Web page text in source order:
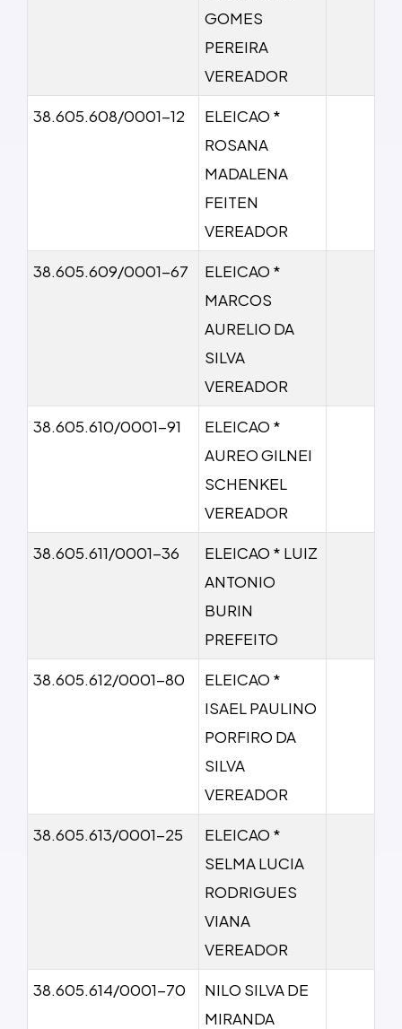
GOMES
PEREIRA
VEREADOR
38.605.608/0001-12
ELEICAO *
ROSANA
MADALENA
FEITEN
VEREADOR
38.605.609/0001-67
ELEICAO *
MARCOS
AURELIO DA
SILVA
VEREADOR
38.605.610/0001-91
ELEICAO *
AUREO GILNEI
SCHENKEL
VEREADOR
38.605.611/0001-36
ELEICAO * LUIZ
ANTONIO
BURIN
PREFEITO
38.605.612/0001-80
ELEICAO *
ISAEL PAULINO
PORFIRO DA
SILVA
VEREADOR
38.605.613/0001-25
ELEICAO *
SELMA LUCIA
RODRIGUES
VIANA
VEREADOR
38.605.614/0001-70
NILO SILVA DE
MIRANDA